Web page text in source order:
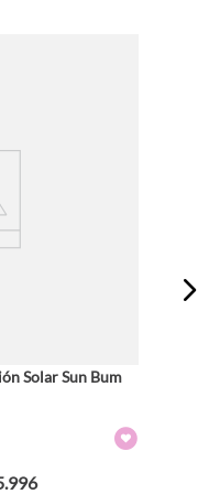
Solar Sun Bum
.996